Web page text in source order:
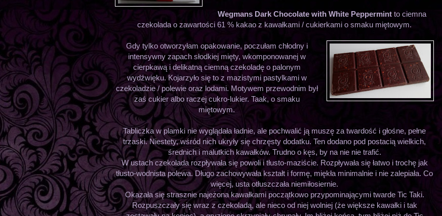
Wegmans Dark Chocolate with White Peppermint to ciemna
czekolada o zawartości 61 % kakao z kawałkami / cukierkami o smaku miętowym.
Gdy tylko otworzyłam opakowanie, poczułam chłodny i
intensywny zapach słodkiej mięty, wkomponowanej w
cierpkawą i delikatną ciemną czekoladę o palonym
wydźwięku. Kojarzyło się to z mazistymi pastylkami w
czekoladzie / polewie oraz lodami. Motywem przewodnim był
zaś cukier albo raczej cukro-lukier. Taak, o smaku
miętowym.
Tabliczka w plamki nie wyglądała ładnie, ale pochwalić ją muszę za twardość i głośne, pełne
trzaski. Niestety, wśród nich ukryły się chrzęsty dodatku. Ten dodano pod postacią wielkich,
średnich i malutkich kawałków. Trudno o kęs, by na nie nie trafić.
W ustach czekolada rozpływała się powoli i tłusto-maziście. Rozpływała się łatwo i trochę jak
tłusto-wodnista polewa. Długo zachowywała kształt i formę, miękła minimalnie i nie zalepiała. Co
więcej, usta otłuszczała niemiłosiernie.
Okazała się strasznie najeżona kawałkami początkowo przypominającymi twarde Tic Taki.
Rozpuszczały się wraz z czekoladą, ale nieco od niej wolniej (że większe kawałki i tak